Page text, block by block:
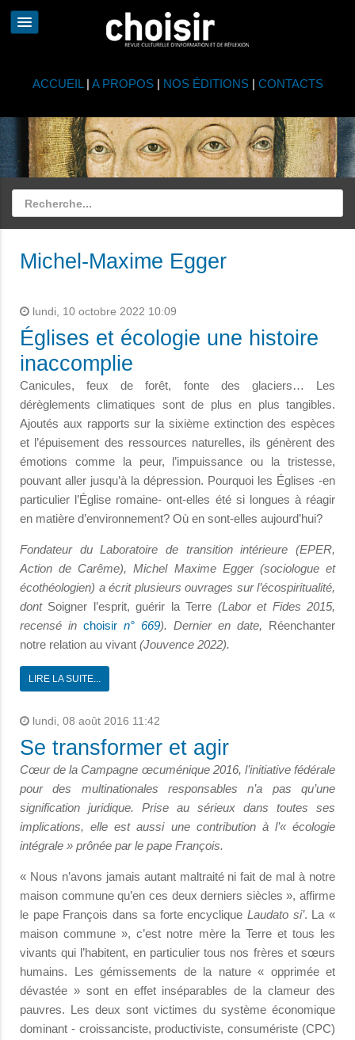
ACCUEIL | A PROPOS| NOS ÉDITIONS| CONTACTS
Michel-Maxime Egger
lundi, 10 octobre 2022 10:09
Églises et écologie une histoire
inaccomplie
Canicules, feux de forêt, fonte des glaciers… Les
dérèglements climatiques sont de plus en plus tangibles.
Ajoutés aux rapports sur la sixième extinction des espèces
et l’épuisement des ressources naturelles, ils génèrent des
émotions comme la peur, l’impuissance ou la tristesse,
pouvant aller jusqu’à la dépression. Pourquoi les Églises -en
particulier l’Église romaine- ont-elles été si longues à réagir
en matière d’environnement? Où en sont-elles aujourd’hui?
Fondateur du Laboratoire de transition intérieure (EPER,
Action de Carême), Michel Maxime Egger (sociologue et
écothéologien) a écrit plusieurs ouvrages sur l’écospiritualité,
dont Soigner l’esprit, guérir la Terre (Labor et Fides 2015,
recensé in choisir n° 669). Dernier en date,
Réenchanter
notre relation au vivant (Jouvence 2022).
LIRE LA SUITE...
lundi, 08 août 2016 11:42
Se transformer et agir
Cœur de la Campagne œcuménique 2016, l’initiative fédérale
pour des multinationales responsables n’a pas qu’une
signification juridique. Prise au sérieux dans toutes ses
implications, elle est aussi une contribution à l’« écologie
intégrale » prônée par le pape François.
« Nous n’avons jamais autant maltraité ni fait de mal à notre
maison commune qu’en ces deux derniers siècles », affirme
le pape François dans sa forte encyclique Laudato si’. La «
maison commune », c’est notre mère la Terre et tous les
vivants qui l’habitent, en particulier tous nos frères et sœurs
humains. Les gémissements de la nature « opprimée et
dévastée » sont en effet inséparables de la clameur des
pauvres. Les deux sont victimes du système économique
dominant - croissanciste, productiviste, consumériste (CPC)